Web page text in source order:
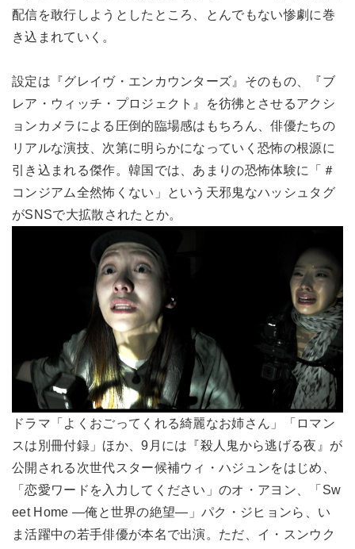
配信を敢行しようとしたところ、とんでもない惨劇に巻
き込まれていく。
設定は『グレイヴ・エンカウンターズ』そのもの、『ブ
レア・ウィッチ・プロジェクト』を彷彿とさせるアクシ
ョンカメラによる圧倒的臨場感はもちろん、俳優たちの
リアルな演技、次第に明らかになっていく恐怖の根源に
引き込まれる傑作。韓国では、あまりの恐怖体験に「＃
コンジアム全然怖くない」という天邪鬼なハッシュタグ
がSNSで大拡散されたとか。
ドラマ「よくおごってくれる綺麗なお姉さん」「ロマン
スは別冊付録」ほか、9月には『殺人鬼から逃げる夜』が
公開される次世代スター候補ウィ・ハジュンをはじめ、
「恋愛ワードを入力してください」のオ・アヨン、「Sw
eet Home ―俺と世界の絶望―」パク・ジヒョンら、い
ま活躍中の若手俳優が本名で出演。ただ、イ・スンウク